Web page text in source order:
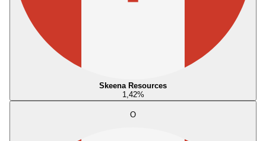
Skeena Resources
1,42%
O